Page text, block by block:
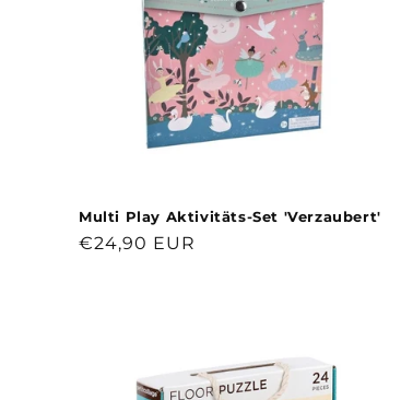
Multi Play Aktivitäts-Set 'Verzaubert'
Normaler
€24,90 EUR